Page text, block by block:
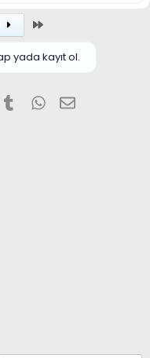
yada kayıt ol.
TumblrWhatsApp
E-posta